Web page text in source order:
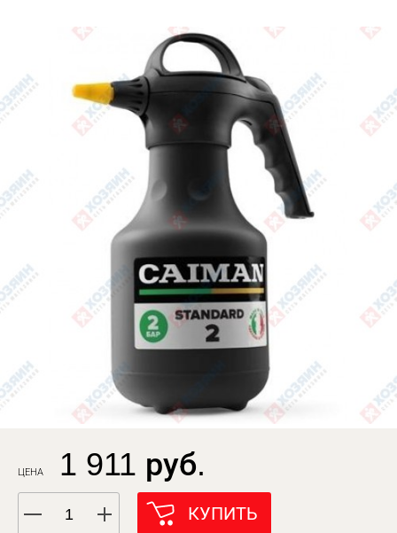
ЦЕНА 1 911 руб.
КУПИТЬ